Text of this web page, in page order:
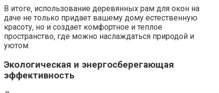
В итоге‚ использование деревянных рам для окон на
даче не только придает вашему дому естественную
красоту‚ но и создает комфортное и теплое
пространство‚ где можно наслаждаться природой и
уютом.​
Экологическая и энергосберегающая
эффективность